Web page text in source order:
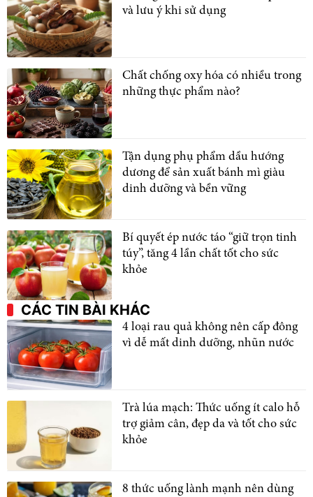
và lưu ý khi sử dụng
Chất chống oxy hóa có nhiều trong
những thực phẩm nào?
Tận dụng phụ phẩm dầu hướng
dương để sản xuất bánh mì giàu
dinh dưỡng và bền vững
Bí quyết ép nước táo “giữ trọn tinh
túy”, tăng 4 lần chất tốt cho sức
khỏe
CÁC TIN BÀI KHÁC
4 loại rau quả không nên cấp đông
vì dễ mất dinh dưỡng, nhũn nước
Trà lúa mạch: Thức uống ít calo hỗ
trợ giảm cân, đẹp da và tốt cho sức
khỏe
8 thức uống lành mạnh nên dùng